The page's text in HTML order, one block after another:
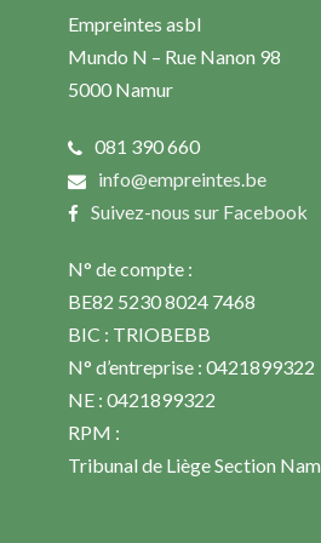
Empreintes asbl
Mundo N – Rue Nanon 98
5000 Namur
081 390 660
info@empreintes.be
Suivez-nous sur Facebook
N° de compte :
BE82 5230 8024 7468
BIC : TRIOBEBB
N° d’entreprise : 0421899322
NE : 0421899322
RPM :
Tribunal de Liège Section